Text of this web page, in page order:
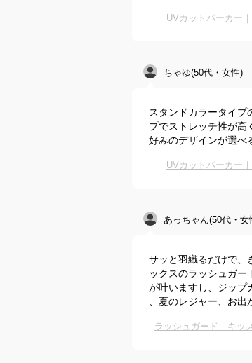
UVカットパーカー
ちゃゆ(50代・女性)
スタンドカラータイプ
プでストレッチ性が高
好みのデザインが選べ
UVカットパーカー
あっちゃん(50代・女
サッと羽織るだけで、
ックスのラッシュガ
が叶いますし、ジップ
、夏のレジャー、お
ラッシュガード｜キッ